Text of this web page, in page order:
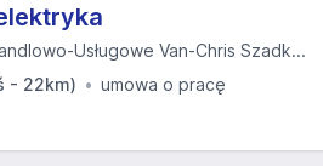
Usługowe Van-Chris Szadk...
- 22km)
umowa o pracę